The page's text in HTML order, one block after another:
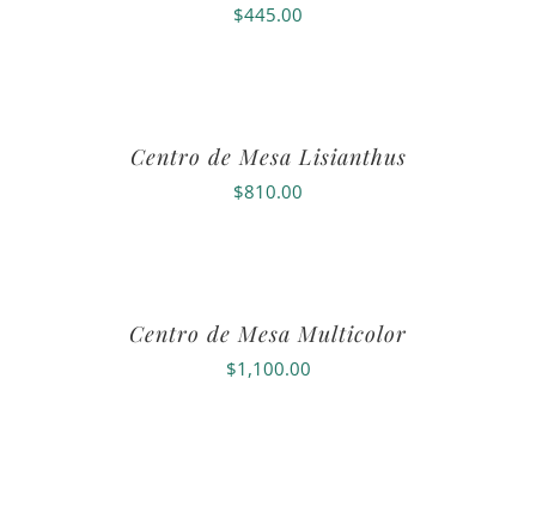
$445.00
Centro de Mesa Lisianthus
$810.00
Centro de Mesa Multicolor
$1,100.00